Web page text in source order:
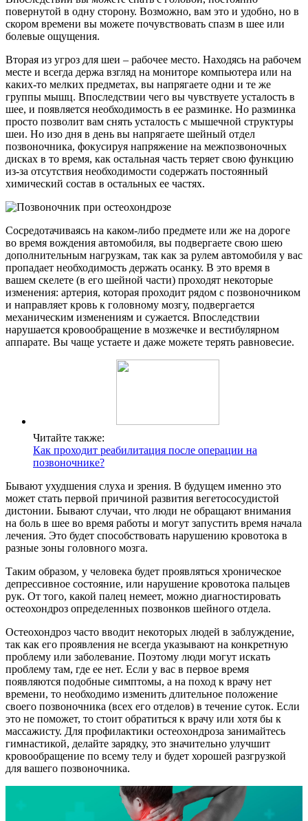
повернутой в одну сторону. Возможно, вам это и удобно, но в
скором времени вы можете почувствовать спазм в шее или
болевые ощущения.
Вторая из угроз для шеи – рабочее место. Находясь на рабочем
месте и всегда держа взгляд на мониторе компьютера или на
каких-то мелких предметах, вы напрягаете одни и те же
группы мышц. Впоследствии чего вы чувствуете усталость в
шее, и появляется необходимость в ее разминке. Но разминка
просто позволит вам снять усталость с мышечной структуры
шеи. Но изо дня в день вы напрягаете шейный отдел
позвоночника, фокусируя напряжение на межпозвоночных
дисках в то время, как остальная часть теряет свою функцию
из-за отсутствия необходимости содержать постоянный
химический состав в остальных ее частях.
Сосредотачиваясь на каком-либо предмете или же на дороге
во время вождения автомобиля, вы подвергаете свою шею
дополнительным нагрузкам, так как за рулем автомобиля у вас
пропадает необходимость держать осанку. В это время в
вашем скелете (в его шейной части) проходят некоторые
изменения: артерия, которая проходит рядом с позвоночником
и направляет кровь к головному мозгу, подвергается
механическим изменениям и сужается. Впоследствии
нарушается кровообращение в мозжечке и вестибулярном
аппарате. Вы чаще устаете и даже можете терять равновесие.
Читайте также:
Как проходит реабилитация после операции на
позвоночнике?
Бывают ухудшения слуха и зрения. В будущем именно это
может стать первой причиной развития вегетососудистой
дистонии. Бывают случаи, что люди не обращают внимания
на боль в шее во время работы и могут запустить время начала
лечения. Это будет способствовать нарушению кровотока в
разные зоны головного мозга.
Таким образом, у человека будет проявляться хроническое
депрессивное состояние, или нарушение кровотока пальцев
рук. От того, какой палец немеет, можно диагностировать
остеохондроз определенных позвонков шейного отдела.
Остеохондроз часто вводит некоторых людей в заблуждение,
так как его проявления не всегда указывают на конкретную
проблему или заболевание. Поэтому люди могут искать
проблему там, где ее нет. Если у вас в первое время
появляются подобные симптомы, а на поход к врачу нет
времени, то необходимо изменить длительное положение
своего позвоночника (всех его отделов) в течение суток. Если
это не поможет, то стоит обратиться к врачу или хотя бы к
массажисту. Для профилактики остеохондроза занимайтесь
гимнастикой, делайте зарядку, это значительно улучшит
кровообращение по всему телу и будет хорошей разгрузкой
для вашего позвоночника.